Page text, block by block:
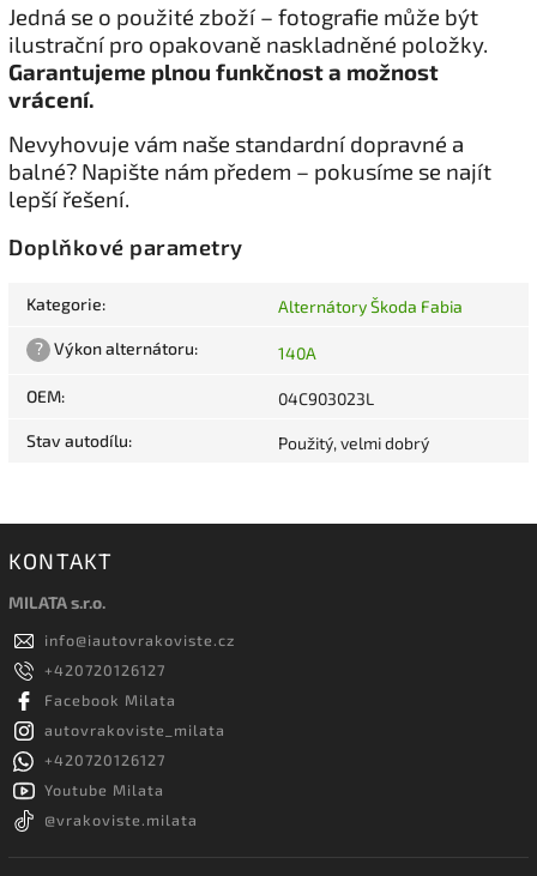
Jedná se o použité zboží – fotografie může být
ilustrační pro opakovaně naskladněné položky.
Garantujeme plnou funkčnost a možnost
vrácení.
Nevyhovuje vám naše standardní dopravné a
balné? Napište nám předem – pokusíme se najít
lepší řešení.
Doplňkové parametry
Kategorie: Alternátory Škoda Fabia
? Výkon alternátoru: 140A
OEM: 04C903023L
Stav autodílu: Použitý, velmi dobrý
KONTAKT
MILATA s.r.o.
info@iautovrakoviste.cz
+420720126127
Facebook Milata
autovrakoviste_milata
+420720126127
Youtube Milata
@vrakoviste.milata